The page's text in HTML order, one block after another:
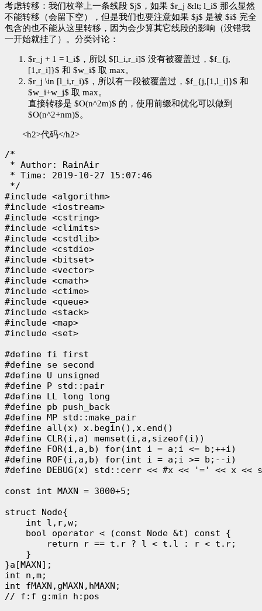
考虑转移：我们枚举上一条线段 $j$，如果 $r_j &lt; l_i$ 那么显然
不能转移（会留下空），但是我们也要注意如果 $j$ 是被 $i$ 完全
包含的也不能从这里转移，因为会少算其它线段的影响（没错我
一开始就挂了）。分类讨论：
$r_j + 1 = l_i$，所以 $[l_i,r_i]$ 没有被覆盖过，$f_{j,
[1,r_i]}$ 和 $w_i$ 取 max。
$r_j \in [l_i,r_i)$，所以有一段被覆盖过，$f_{j,[1,l_i]}$ 和
$w_i+w_j$ 取 max。
直接转移是 $O(n^2m)$ 的，使用前缀和优化可以做到
$O(n^2+nm)$。
<h2>代码</h2>
/*
* Author: RainAir
* Time: 2019-10-27 15:07:46
*/
#include <algorithm>
#include <iostream>
#include <cstring>
#include <climits>
#include <cstdlib>
#include <cstdio>
#include <bitset>
#include <vector>
#include <cmath>
#include <ctime>
#include <queue>
#include <stack>
#include <map>
#include <set>
#define fi first
#define se second
#define U unsigned
#define P std::pair
#define LL long long
#define pb push_back
#define MP std::make_pair
#define all(x) x.begin(),x.end()
#define CLR(i,a) memset(i,a,sizeof(i))
#define FOR(i,a,b) for(int i = a;i <= b;++i)
#define ROF(i,a,b) for(int i = a;i >= b;--i)
#define DEBUG(x) std::cerr << #x << '=' << x <<
const int MAXN = 3000+5;
struct Node{
    int l,r,w;
    bool operator < (const Node &t) const {
        return r == t.r ? l < t.l : r < t.r;
    }
}a[MAXN];
int n,m;
int fMAXN,gMAXN,hMAXN;
// f:f g:min h:pos